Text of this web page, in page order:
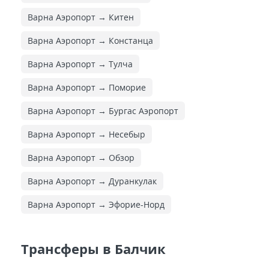
Варна Аэропорт → Китен
Варна Аэропорт → Констанца
Варна Аэропорт → Тулча
Варна Аэропорт → Поморие
Варна Аэропорт → Бургас Аэропорт
Варна Аэропорт → Несебыр
Варна Аэропорт → Обзор
Варна Аэропорт → Дуранкулак
Варна Аэропорт → Эфорие-Норд
Трансферы в Балчик